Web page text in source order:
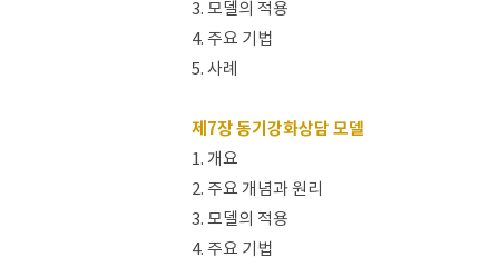
3. 모델의 적용
4. 주요 기법
5. 사례
제7장 동기강화상담 모델
1. 개요
2. 주요 개념과 원리
3. 모델의 적용
4. 주요 기법